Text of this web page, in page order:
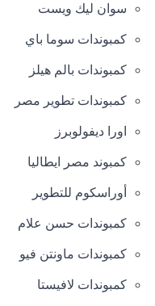
سوان ليك ويست
كمبوندات سوما باي
كمبوندات بالم هيلز
كمبوندات تطوير مصر
اورا ديفولوبرز
كمبوند مصر ايطاليا
أوراسكوم للتطوير
كمبوندات حسن علام
كمبوندات ماونتن فيو
كمبوندات لافيستا